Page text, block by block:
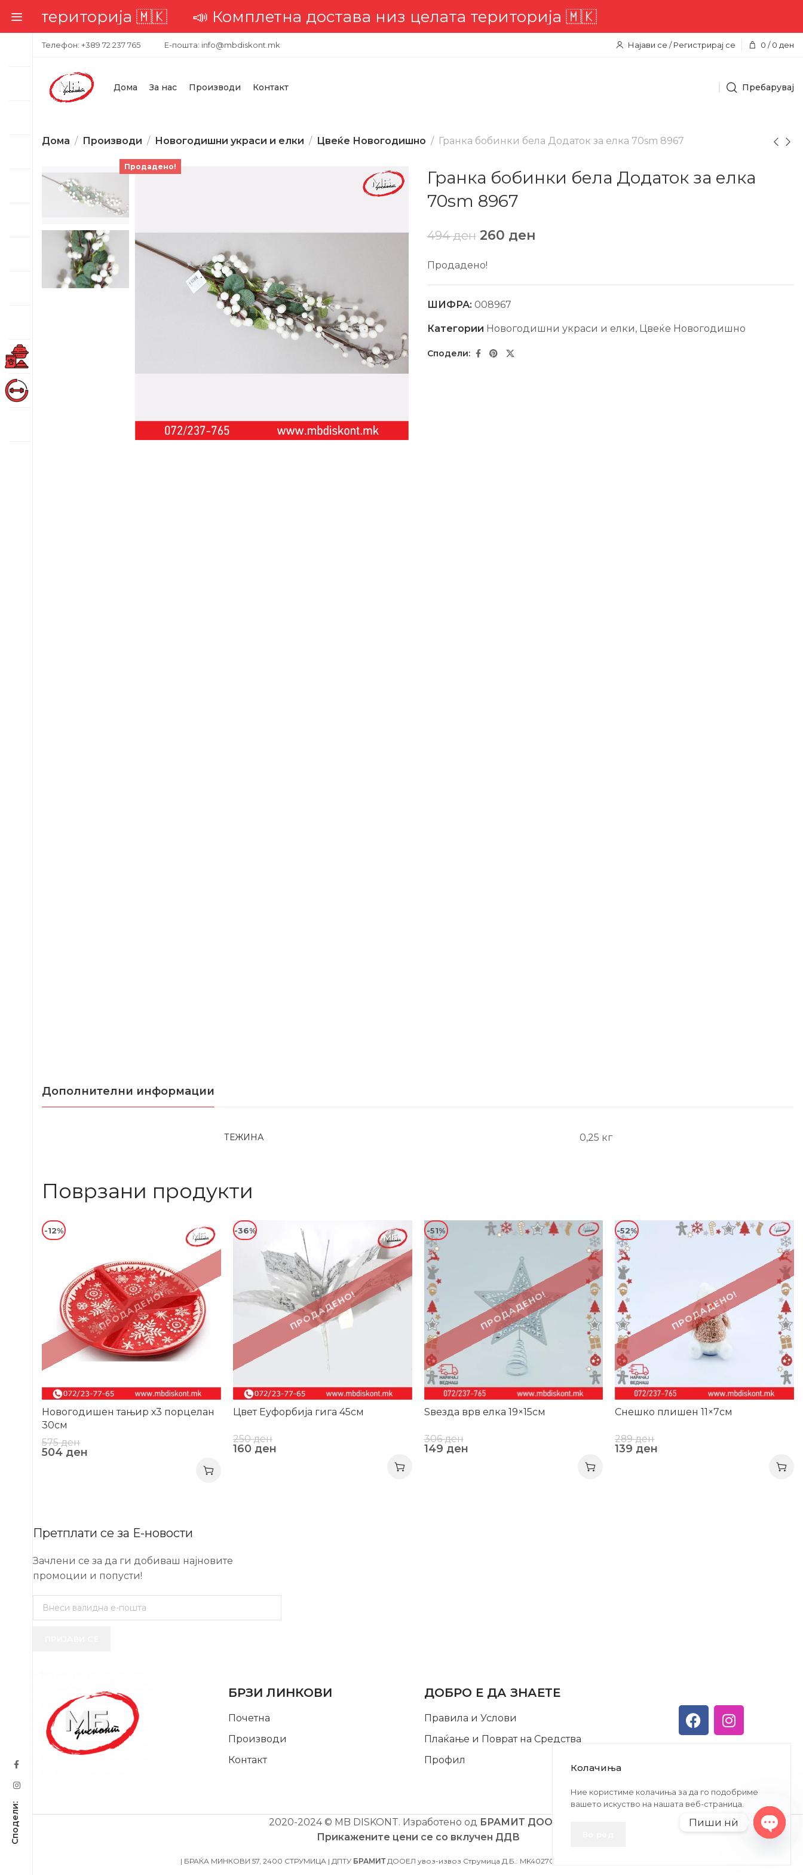
🇲🇰📣 Комплетна достава низ целата територија 🇲🇰
Телефон: +389 72 237 765 Е-пошта: info@mbdiskont.mk Најави се / Регистрирај се 0 / 0 ден
Дома За нас Производи Контакт Пребарувај
Дома Производи Новогодишни украси и елки Цвеќе Новогодишно Гранка бобинки бела Додаток за елка 70sm 8967
-47%
Продадено!
Гранка бобинки бела Додаток за елка
70sm 8967
494ден 260 ден
Продадено!
ШИФРА: 008967
Категории Новогодишни украси и елки, Цвеќе Новогодишно
Дополнителни информации
ТЕЖИНА 0,25 кг
Поврзани продукти
ПРОДАДЕНО!
-12%
Новогодишен тањир х3 порцелан
30см
575ден
504 ден
ПРОДАДЕНО!
-36%
Цвет Еуфорбија гига 45см
250ден
160 ден
ПРОДАДЕНО!
-51%
Ѕвезда врв елка 19×15см
306ден
149 ден
ПРОДАДЕНО!
-52%
Снешко плишен 11×7см
289ден
139 ден
Претплати се за Е-новости
Зачлени се за да ги добиваш најновите
промоции и попусти!
БРЗИ ЛИНКОВИ
Почетна
Производи
Контакт
ДОБРО Е ДА ЗНАЕТЕ
Правила и Услови
Плаќање и Поврат на Средства
Профил
2020-2024 © MB DISKONT. Изработено од БРАМИТ ДООЕЛ
Прикажените цени се со вклучен ДДВ
| БРАЌА МИНКОВИ 57, 2400 СТРУМИЦА | ДПТУ БРАМИТДООЕЛ увоз-извоз Струмица Д.Б.: MK4027005146330 | ЕМБС: 6030530 |
Колачиња
Ние користиме колачиња за да го подобриме
вашето искуство на нашата веб-страница.
Пиши нѝ